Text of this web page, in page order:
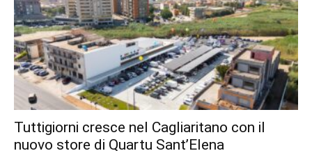
Tuttigiorni cresce nel Cagliaritano con il
nuovo store di Quartu Sant’Elena